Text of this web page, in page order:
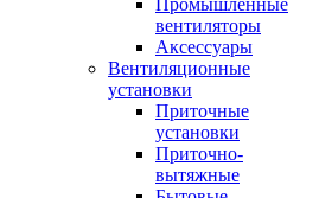
Промышленные
вентиляторы
Аксессуары
Вентиляционные
установки
Приточные
установки
Приточно-
вытяжные